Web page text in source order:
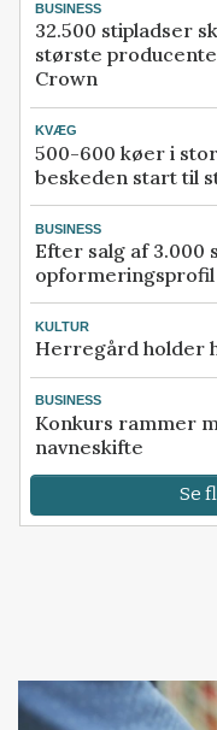
BUSINESS
32.500 stipladser
største
Crown
KVÆG
500-600 køer i
beskeden start til
BUSINESS
Efter salg af 3.000
KULTUR
Herregård holder
BUSINESS
Konkurs rammer
navneskifte
Se